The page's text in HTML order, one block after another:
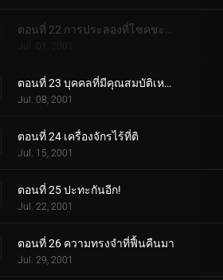
Jul. 01, 2001
ตอนที่ 23 บุคคลที่มีคุณสมบัติเหมาะสม
Jul. 08, 2001
ตอนที่ 24 เครื่องจักรไร้ที่ติ
Jul. 15, 2001
ตอนที่ 25 ปะทะกันอีก!
Jul. 22, 2001
ตอนที่ 26 ความทรงจำที่ฟื้นคืนมา
Jul. 29, 2001